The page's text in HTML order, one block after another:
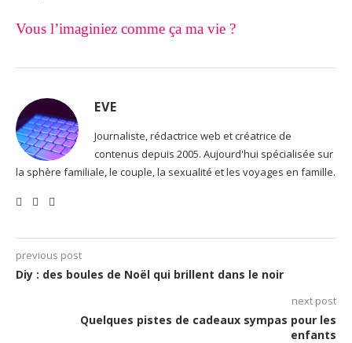
Vous l’imaginiez comme ça ma vie ?
EVE
Journaliste, rédactrice web et créatrice de
contenus depuis 2005. Aujourd'hui spécialisée sur
la sphère familiale, le couple, la sexualité et les voyages en famille.
previous post
Diy : des boules de Noël qui brillent dans le noir
next post
Quelques pistes de cadeaux sympas pour les
enfants